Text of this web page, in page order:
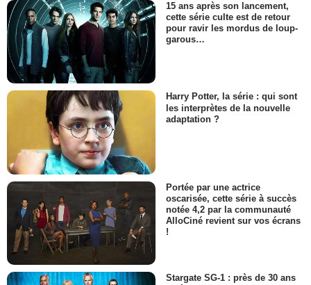
15 ans après son lancement,
cette série culte est de retour
pour ravir les mordus de loup-
garous…
Harry Potter, la série : qui sont
les interprètes de la nouvelle
adaptation ?
Portée par une actrice
oscarisée, cette série à succès
notée 4,2 par la communauté
AlloCiné revient sur vos écrans
!
Stargate SG-1 : près de 30 ans